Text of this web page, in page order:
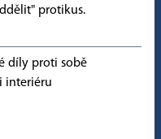
protikus.
díly proti sobě
interiéru